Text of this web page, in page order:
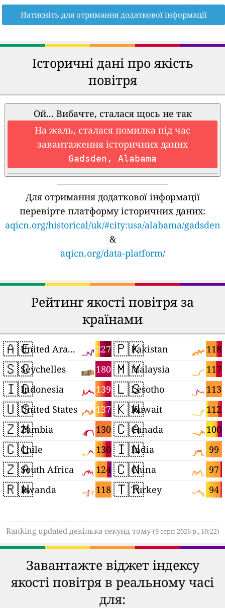
Натисніть для отримання додаткової інформації
Історичні дані про якість
повітря
Ой... Вибачте, сталася щось не так
На жаль, сталася помилка під час
завантаження історичних даних
Gadsden, Alabama
Для отримання додаткової інформації
перевірте платформу історичних даних:
aqicn.org/historical/uk/#city:usa/alabama/gadsden
&
aqicn.org/data-platform/
Рейтинг якості повітря за
країнами
🇦🇪 227
United Arab Emirates
🇸🇨 180
Seychelles
🇮🇩 139
Indonesia
🇺🇸 137
United States
🇿🇲 130
Zambia
🇨🇱 130
Chile
🇿🇦 124
South Africa
🇷🇼 118
Rwanda
🇵🇰 118
Pakistan
🇲🇾 117
Malaysia
🇱🇸 113
Lesotho
🇰🇼 112
Kuwait
🇨🇦 100
Canada
🇮🇳 99
India
🇨🇳 97
China
🇹🇷 94
Turkey
Ranking updated декілька секунд тому(9 серп 2026 р., 10:22)
Завантажте віджет індексу
якості повітря в реальному часі
для: